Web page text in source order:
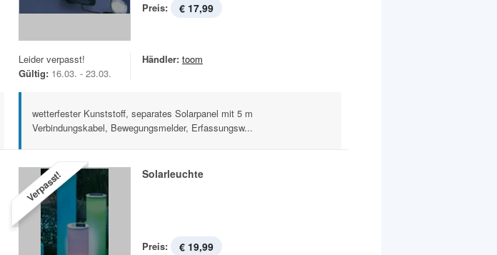
Preis: € 17,99
Leider verpasst!
Gültig: 16.03. - 23.03.
Händler: toom
wetterfester Kunststoff, separates Solarpanel mit 5 m
Verbindungskabel, Bewegungsmelder, Erfassungsw...
Verpasst! Solarleuchte
Preis: € 19,99